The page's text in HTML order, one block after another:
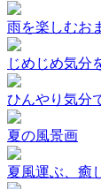
雨を楽しむお
じめじめ気分
ひんやり気分
夏の風景画
夏風運ぶ、癒